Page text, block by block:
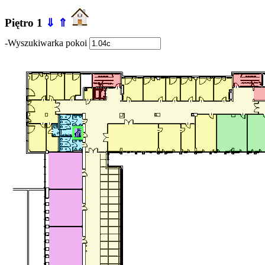
Piętro 1 ⇓ ⇑
-Wyszukiwarka pokoi